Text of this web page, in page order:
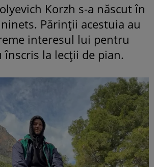
Korzh s-a născut în
Părinții acestuia au
interesul lui pentru
înscris la lecții de pian.